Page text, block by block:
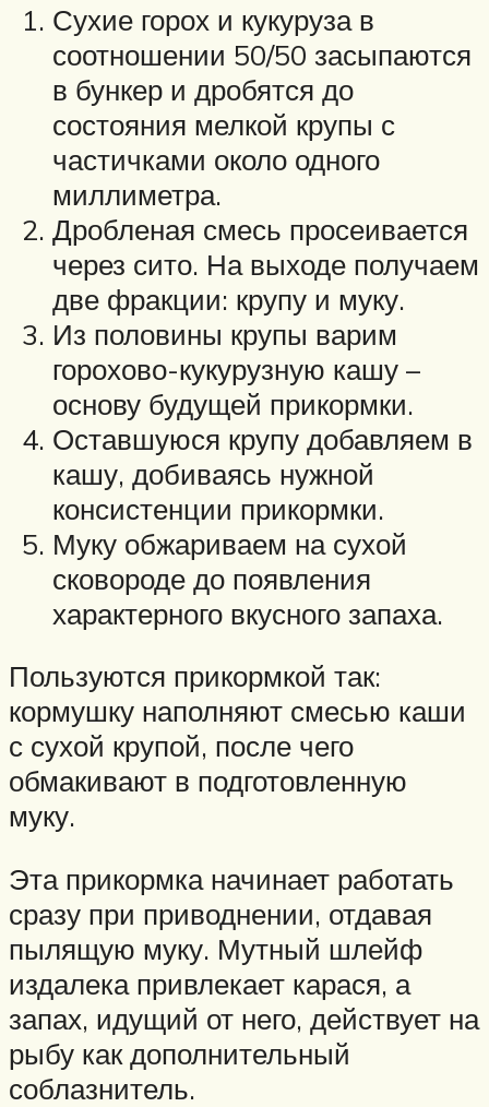
Сухие горох и кукуруза в
соотношении 50/50 засыпаются
в бункер и дробятся до
состояния мелкой крупы с
частичками около одного
миллиметра.
Дробленая смесь просеивается
через сито. На выходе получаем
две фракции: крупу и муку.
Из половины крупы варим
горохово-кукурузную кашу –
основу будущей прикормки.
Оставшуюся крупу добавляем в
кашу, добиваясь нужной
консистенции прикормки.
Муку обжариваем на сухой
сковороде до появления
характерного вкусного запаха.
Пользуются прикормкой так:
кормушку наполняют смесью каши
с сухой крупой, после чего
обмакивают в подготовленную
муку.
Эта прикормка начинает работать
сразу при приводнении, отдавая
пылящую муку. Мутный шлейф
издалека привлекает карася, а
запах, идущий от него, действует на
рыбу как дополнительный
соблазнитель.